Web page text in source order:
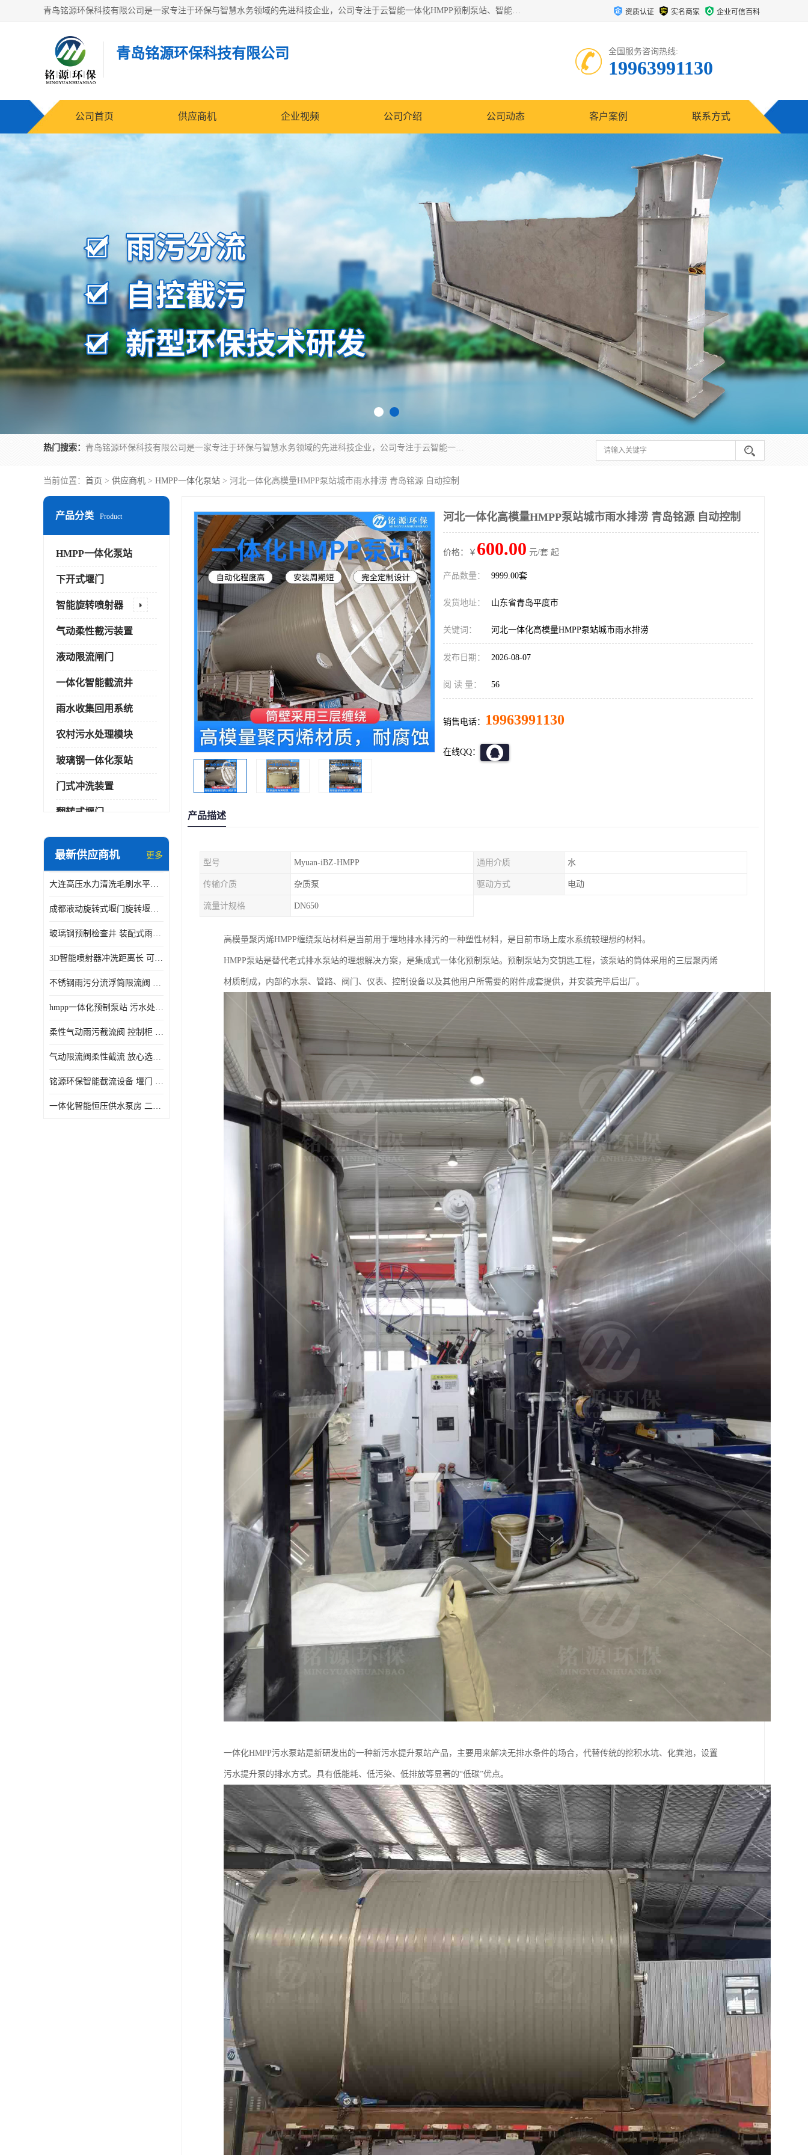
青岛铭源环保科技有限公司是一家专注于环保与智慧水务领域的先进科技企业，公司专注于云智能一体化HMPP预制泵站、智能截流井设备、调蓄池雨洪管理设备、水务循环利用、云智慧水务开发及新型环保技术研发等领域。 资质认证 实名商家 企业可信百科
青岛铭源环保科技有限公司 全国服务咨询热线:
19963991130
公司首页 供应商机 企业视频 公司介绍 公司动态 客户案例 联系方式
热门搜索： 青岛铭源环保科技有限公司是一家专注于环保与智慧水务领域的先进科技企业，公司专注于云智能一体化HMPP预制泵站、智能截流井设备、调蓄池雨洪管理设备、水务循环利用、云智慧水务开发及新型环保技术研发等领域。
当前位置： 首页 > 供应商机 > HMPP一体化泵站 > 河北一体化高模量HMPP泵站城市雨水排涝 青岛铭源 自动控制
产品分类 Product
HMPP一体化泵站
下开式堰门
智能旋转喷射器
气动柔性截污装置
液动限流闸门
一体化智能截流井
雨水收集回用系统
农村污水处理模块
玻璃钢一体化泵站
门式冲洗装置
翻转式堰门
智能一体化雨水泵站
智能一体化供水泵房
智能一体化净水设备
最新供应商机 更多
大连高压水力清洗毛刷水平自清洁滚刷 水力自动冲洗系统 水力清洗
成都液动旋转式堰门旋转堰门 自动控制 SUS304
玻璃钢预制检查井 装配式雨水污水井 初期弃流井 源头厂家
3D智能喷射器冲洗距离长 可270度旋转 高强度水压远距离喷洗
不锈钢雨污分流浮筒限流阀 DN150-DN1000 品质可信
hmpp一体化预制泵站 污水处理系统 乡镇学校市政排水 厂家供应
柔性气动雨污截流阀 控制柜 远程控制安全性高检修方便
气动限流阀柔性截流 放心选购 控源截污铭源环保
铭源环保智能截流设备 堰门 铸铁调节闸门作用 源头商家 可定制
一体化智能恒压供水泵房 二次加压供水设备户外智慧泵房
河北一体化高模量HMPP泵站城市雨水排涝 青岛铭源 自动控制
价格：￥ 600.00 元/套 起
产品数量： 9999.00套
发货地址： 山东省青岛平度市
关键词： 河北一体化高模量HMPP泵站城市雨水排涝
发布日期： 2026-08-07
阅 读 量： 56
销售电话： 19963991130
在线QQ：
产品描述
型号 Myuan-iBZ-HMPP 通用介质 水
传输介质 杂质泵 驱动方式 电动
流量计规格 DN650
高模量聚丙烯HMPP缠绕泵站材料是当前用于埋地排水排污的一种塑性材料，是目前市场上废水系统较理想的材料。
HMPP泵站是替代老式排水泵站的理想解决方案，是集成式一体化预制泵站。预制泵站为交钥匙工程，该泵站的筒体采用的三层聚丙烯
材质制成，内部的水泵、管路、阀门、仪表、控制设备以及其他用户所需要的附件成套提供，并安装完毕后出厂。
一体化HMPP污水泵站是新研发出的一种新污水提升泵站产品，主要用来解决无排水条件的场合，代替传统的挖积水坑、化粪池，设置
污水提升泵的排水方式。具有低能耗、低污染、低排放等显著的“低碳”优点。